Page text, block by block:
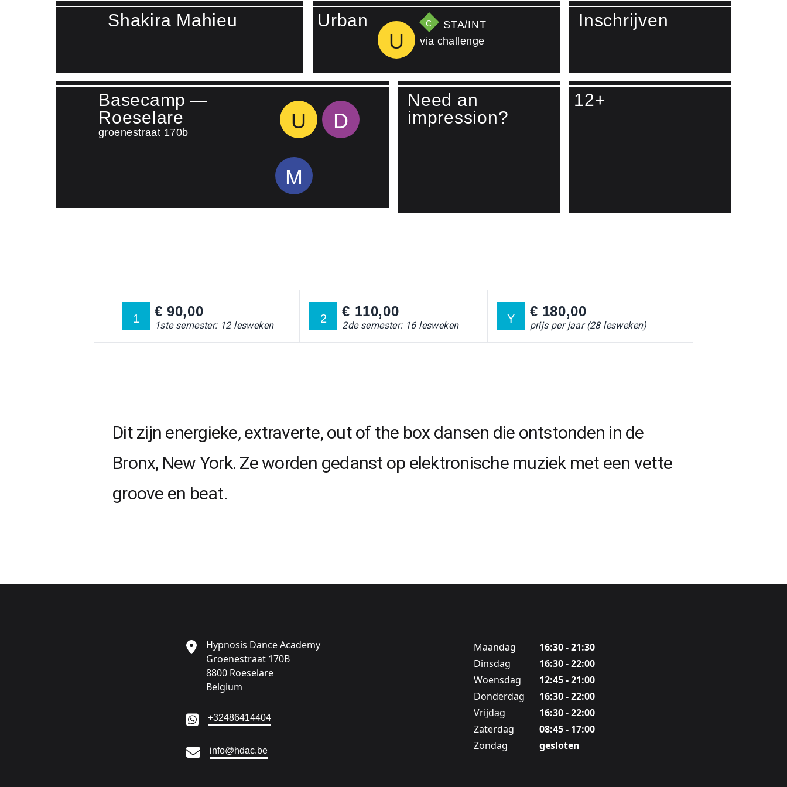
Shakira Mahieu
Lees meer over Shakira Mahieu
Urban
U
C
STA/​INT
via challenge
Inschrijven
Lees meer over Inschrijven
Basecamp —
Roeselare
groenestraat 170b U D
M
Need an
impression?
Lees meer over Watch video
12+
1 € 90,00
1ste semester: 12 lesweken
2 € 110,00
2de semester: 16 lesweken
Y € 180,00
prijs per jaar (28 lesweken)
Dit zijn energieke, extraverte, out of the box dansen die ontstonden in de
Bronx, New York. Ze worden gedanst op elektronische muziek met een vette
groove en beat.
Hypnosis Dance Academy
Groenestraat 170B
8800 Roeselare
Belgium
Ga naar:
+32486414404
Ga naar:
info@hdac.be
Maandag
16:30 - 21:30
Dinsdag
16:30 - 22:00
Woensdag
12:45 - 21:00
Donderdag
16:30 - 22:00
Vrijdag
16:30 - 22:00
Zaterdag
08:45 - 17:00
Zondag
gesloten